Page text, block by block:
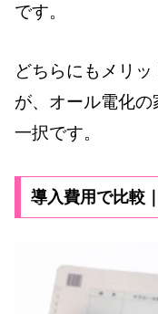
です。
どちらにもメリ
が、オール電化
一択です。
導入費用で比較